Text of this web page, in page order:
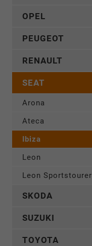
OPEL
PEUGEOT
RENAULT
SEAT
Arona
Ateca
Ibiza
Leon
Leon Sportstourer
SKODA
SUZUKI
TOYOTA